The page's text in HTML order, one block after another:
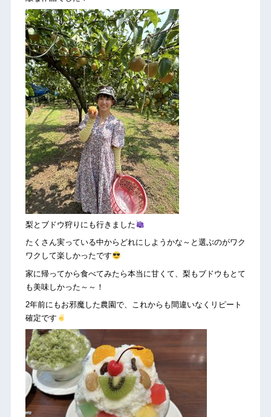
梨とブドウ狩りにも行きました
たくさん実っている中からどれにしようかな～と選ぶのがワク
ワクして楽しかったです
家に帰ってから食べてみたら本当に甘くて、梨もブドウもとて
も美味しかった～～！
2年前にもお邪魔した農園で、これからも間違いなくリピート
確定です